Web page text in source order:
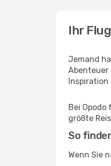
Ihr
Jemand
Abenteuer
Inspiration
Bei Opodo
größte
So
Wenn Sie